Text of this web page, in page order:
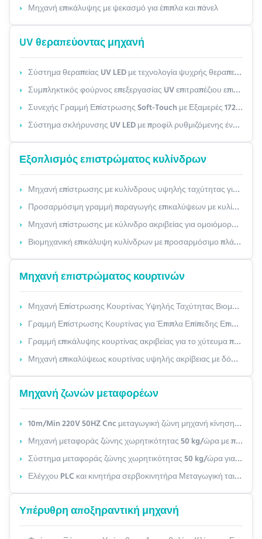
Μηχανή επικάλυψης με ψεκασμό για έπιπλα και πάνελ
UV θεραπεύοντας μηχανή
Σύστημα θεραπείας UV LED με τεχνολογία ψυχρής θεραπείας για μηδενική θερμική βλάβη και προσαρμόσιμο μήκος κύματος
Συμπληκτικός φούρνος επεξεργασίας UV επιτραπέζιου επιπέδου με εξαναγκαστική ψύξη αέρα και προσαρμόσιμο μοντελοποιημένο σχέδιο για εργαστηριακή χρήση
Συνεχής Γραμμή Επίστρωσης Soft-Touch με Εξαμερές 172nm για Ξύλο & Πάνελ – Προσαρμόσιμο Πλάτος (600-2100mm) & Επίπεδο Γυαλάδας (1-10 GU)
Σύστημα σκλήρυνσης UV LED με προφίλ ρυθμιζόμενης έντασης – Προσαρμόσιμο για ευαίσθητα στη θερμότητα υποστρώματα (Ξύλο/Πλαστικό/Φιλμ)
Εξοπλισμός επιστρώματος κυλίνδρων
Μηχανή επίστρωσης με κυλίνδρους υψηλής ταχύτητας για συνεχή επεξεργασία με προσαρμόσιμο πλάτος επίστρωσης έως 40 κύκλους/λεπτό
Προσαρμόσιμη γραμμή παραγωγής επικαλύψεων με κυλίνδρους για την κατασκευή χαρτοπολτού με υψηλή απόδοση υλικών και επικαλύψεις ακριβείας
Μηχανή επίστρωσης με κύλινδρο ακριβείας για ομοιόμορφη επίστρωση με ρυθμιζόμενο διάκενο κυλίνδρου και ελάχιστη σπατάλη
Βιομηχανική επικάλυψη κυλίνδρων με προσαρμόσιμο πλάτος επικάλυψης έως 2500 mm και σύστημα ακριβείας δύο κυλίνδρων για ευπροσάρμοστη συμβατότητα υλικών
Μηχανή επιστρώματος κουρτινών
Μηχανή Επίστρωσης Κουρτίνας Υψηλής Ταχύτητας Βιομηχανικής Χρήσης με Προσαρμόσιμο Πλάτος Επίστρωσης (Έως 2200mm) και Τεχνολογία Επίστρωσης Χωρίς Επαφή
Γραμμή Επίστρωσης Κουρτίνας για Έπιπλα Επίπεδης Επιφάνειας & Ξύλινες Πλάκες – Προσαρμόσιμο Πλάτος έως 1300mm με UV Φινίρισμα Υψηλής Γυαλάδας
Γραμμή επικάλυψης κουρτίνας ακριβείας για το χύτευμα πάλης με υψηλή λάμψη - ανώτερη λύση τελικής επιφάνειας
Μηχανή επικαλύψεως κουρτίνας υψηλής ακρίβειας με δόση χρώματος 60~200 G/m2
Μηχανή ζωνών μεταφορέων
10m/Min 220V 50HZ Cnc μεταγωγική ζώνη μηχανή κίνησης κυλίνδρων μεταφοράς
Μηχανή μεταφοράς ζώνης χωρητικότητας 50 kg/ώρα με προηγμένο έλεγχο PLC
Σύστημα μεταφοράς ζώνης χωρητικότητας 50 kg/ώρα για ομαλή και συνεχή μετακίνηση υλικών
Ελέγχου PLC και κινητήρα σερβοκινητήρα Μεταγωγική ταινία για αυτόματη λειτουργία
Υπέρυθρη αποξηραντική μηχανή